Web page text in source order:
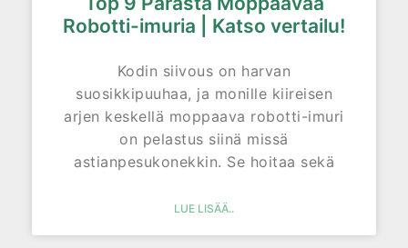
Robotti-imuria | Katso vertailu!
Kodin siivous on harvan
suosikkipuuhaa, ja monille kiireisen
arjen keskellä moppaava robotti-imuri
on pelastus siinä missä
astianpesukonekkin. Se hoitaa sekä
LUE LISÄÄ..